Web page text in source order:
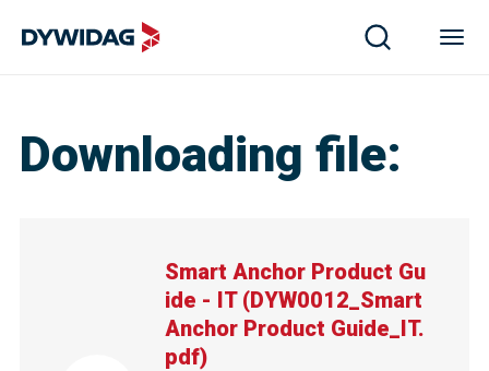
Downloading file:
Smart Anchor Product Gu
ide - IT(DYW0012_Smart
Anchor Product Guide_IT.
pdf)